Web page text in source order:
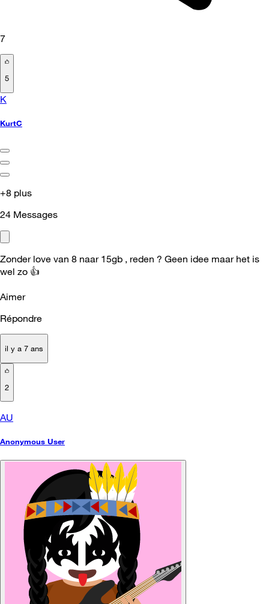
7
5
K
KurtC
+8 plus
24 Messages
Zonder love van 8 naar 15gb , reden ? Geen idee maar het is
wel zo 👍
Aimer
Répondre
il y a 7 ans
2
AU
Anonymous User